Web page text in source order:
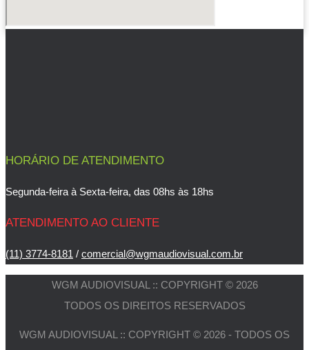
HORÁRIO DE ATENDIMENTO
Segunda-feira à Sexta-feira, das 08hs às 18hs
ATENDIMENTO AO CLIENTE
(11) 3774-8181 / comercial@wgmaudiovisual.com.br
WGM AUDIOVISUAL :: COPYRIGHT © 2026
TODOS OS DIREITOS RESERVADOS
WGM AUDIOVISUAL :: COPYRIGHT © 2026 - TODOS OS